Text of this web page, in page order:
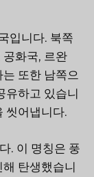
입니다. 북쪽
화국, 르완
또한 남쪽으
유하고 있습니
씻어냅니다.
. 이 명칭은 풍
탄생했습니